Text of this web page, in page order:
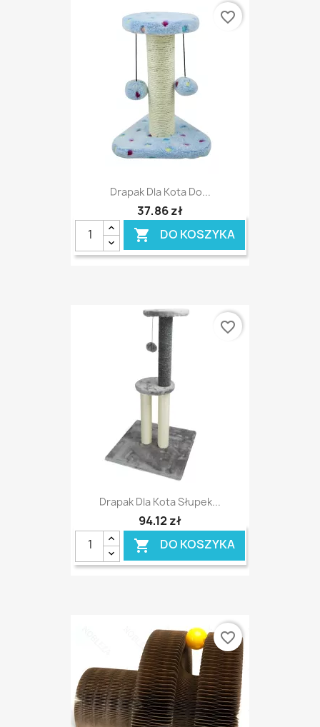
Drapak Dla Kota Do...
37,86 zł
 DO KOSZYKA
favorite_border
Drapak Dla Kota Słupek...
94,12 zł
 DO KOSZYKA
favorite_border
favorite_border